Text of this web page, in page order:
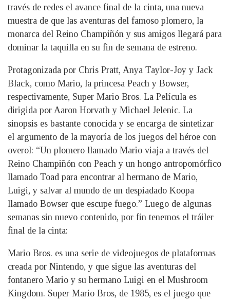
través de redes el avance final de la cinta, una nueva
muestra de que las aventuras del famoso plomero, la
monarca del Reino Champiñón y sus amigos llegará para
dominar la taquilla en su fin de semana de estreno.
Protagonizada por Chris Pratt, Anya Taylor-Joy y Jack
Black, como Mario, la princesa Peach y Bowser,
respectivamente, Super Mario Bros. La Película es
dirigida por Aaron Horvath y Michael Jelenic. La
sinopsis es bastante conocida y se encarga de sintetizar
el argumento de la mayoría de los juegos del héroe con
overol: “Un plomero llamado Mario viaja a través del
Reino Champiñón con Peach y un hongo antropomórfico
llamado Toad para encontrar al hermano de Mario,
Luigi, y salvar al mundo de un despiadado Koopa
llamado Bowser que escupe fuego.” Luego de algunas
semanas sin nuevo contenido, por fin tenemos el tráiler
final de la cinta:
Mario Bros. es una serie de videojuegos de plataformas
creada por Nintendo, y que sigue las aventuras del
fontanero Mario y su hermano Luigi en el Mushroom
Kingdom. Super Mario Bros, de 1985, es el juego que